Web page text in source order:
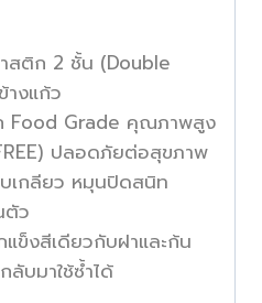
สติก 2 ชั้น (Double
างแก้ว
Food Grade คุณภาพสูง
ปลอดภัยต่อสุขภาพ
เกลียว หมุนปิดสนิท
ตัว
ข็งสีเดียวกับฝาและก้น
ลับมาใช้ซ้ำได้